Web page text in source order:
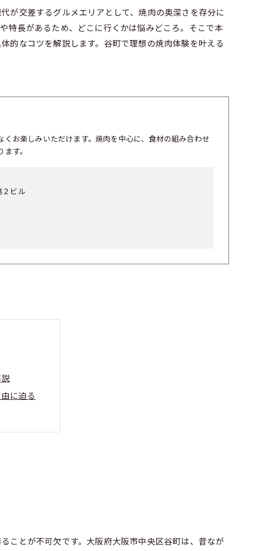
が交差するグルメエリアとして、焼肉の奥深さを存分に
特長があるため、どこに行くかは悩みどころ。そこで本
的なコツを解説します。谷町で理想の焼肉体験を叶える
お楽しみいただけます。焼肉を中心に、食材の組み合わせ
す。
２ビル
に迫る
旨み体験
徴とは
理由
点
ことが不可欠です。大阪府大阪市中央区谷町は、昔なが